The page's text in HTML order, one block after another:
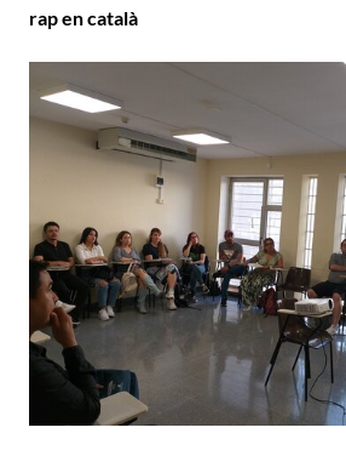
rap en català